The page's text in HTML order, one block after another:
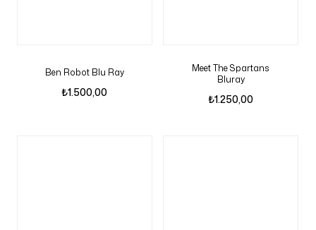
Ben Robot Blu Ray
₺1.500,00
Meet The Spartans
Bluray
₺1.250,00